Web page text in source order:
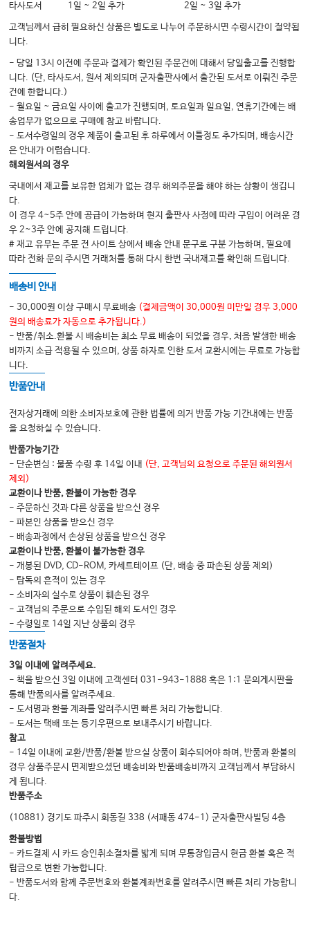
타사도서
1일 ~ 2일 추가 2일 ~ 3일 추가
고객님께서 급히 필요하신 상품은 별도로 나누어 주문하시면 수령시간이 절약됩
니다.
- 당일 13시 이전에 주문과 결제가 확인된 주문건에 대해서 당일출고를 진행합
니다. (단, 타사도서, 원서 제외되며 군자출판사에서 출간된 도서로 이뤄진 주문
건에 한합니다.)
- 월요일 ~ 금요일 사이에 출고가 진행되며, 토요일과 일요일, 연휴기간에는 배
송업무가 없으므로 구매에 참고 바랍니다.
- 도서수령일의 경우 제품이 출고된 후 하루에서 이틀정도 추가되며, 배송시간
은 안내가 어렵습니다.
해외원서의 경우
국내에서 재고를 보유한 업체가 없는 경우 해외주문을 해야 하는 상황이 생깁니
다.
이 경우 4~5주 안에 공급이 가능하며 현지 출판사 사정에 따라 구입이 어려운 경
우 2~3주 안에 공지해 드립니다.
# 재고 유무는 주문 전 사이트 상에서 배송 안내 문구로 구분 가능하며, 필요에
따라 전화 문의 주시면 거래처를 통해 다시 한번 국내재고를 확인해 드립니다.
배송비 안내
- 30,000원 이상 구매시 무료배송 (결제금액이 30,000원 미만일 경우 3,000
원의 배송료가 자동으로 추가됩니다.)
- 반품/취소.환불 시 배송비는 최소 무료 배송이 되었을 경우, 처음 발생한 배송
비까지 소급 적용될 수 있으며, 상품 하자로 인한 도서 교환시에는 무료로 가능합
니다.
반품안내
전자상거래에 의한 소비자보호에 관한 법률에 의거 반품 가능 기간내에는 반품
을 요청하실 수 있습니다.
반품가능기간
- 단순변심 : 물품 수령 후 14일 이내 (단, 고객님의 요청으로 주문된 해외원서
제외)
교환이나 반품, 환불이 가능한 경우
- 주문하신 것과 다른 상품을 받으신 경우
- 파본인 상품을 받으신 경우
- 배송과정에서 손상된 상품을 받으신 경우
교환이나 반품, 환불이 불가능한 경우
- 개봉된 DVD, CD-ROM, 카세트테이프 (단, 배송 중 파손된 상품 제외)
- 탐독의 흔적이 있는 경우
- 소비자의 실수로 상품이 훼손된 경우
- 고객님의 주문으로 수입된 해외 도서인 경우
- 수령일로 14일 지난 상품의 경우
반품절차
3일 이내에 알려주세요.
- 책을 받으신 3일 이내에 고객센터 031-943-1888 혹은 1:1 문의게시판을
통해 반품의사를 알려주세요.
- 도서명과 환불 계좌를 알려주시면 빠른 처리 가능합니다.
- 도서는 택배 또는 등기우편으로 보내주시기 바랍니다.
참고
- 14일 이내에 교환/반품/환불 받으실 상품이 회수되어야 하며, 반품과 환불의
경우 상품주문시 면제받으셨던 배송비와 반품배송비까지 고객님께서 부담하시
게 됩니다.
반품주소
(10881) 경기도 파주시 회동길 338 (서패동 474-1) 군자출판사빌딩 4층
환불방법
- 카드결제 시 카드 승인취소절차를 밟게 되며 무통장입금시 현금 환불 혹은 적
립금으로 변환 가능합니다.
- 반품도서와 함께 주문번호와 환불계좌번호를 알려주시면 빠른 처리 가능합니
다.